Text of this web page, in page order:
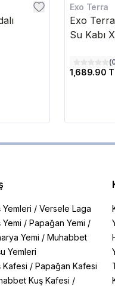
Exo Terra
Exo
Su Kabı
(
1,689.90
Yemleri / Versele Laga
Yemi / Papağan Yemi /
Yemi / Muhabbet
Yemleri
Kafesi / Papağan Kafesi
Kuş Kafesi /